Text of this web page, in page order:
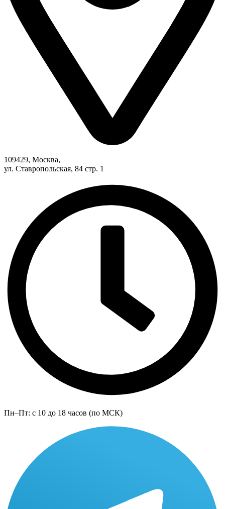
109429, Москва,
ул. Ставропольская, 84 стр. 1
Пн–Пт: с 10 до 18 часов (по МСК)